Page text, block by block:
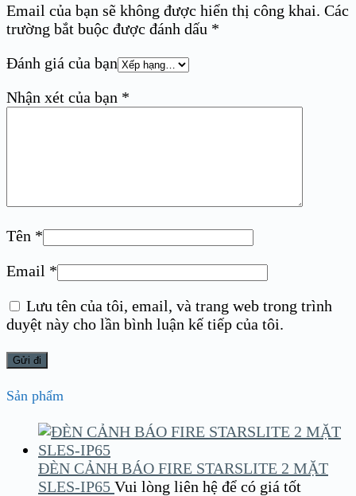
Email của bạn sẽ không được hiển thị công khai. Các
trường bắt buộc được đánh dấu *
Đánh giá của bạn
Nhận xét của bạn *
Tên *
Email *
Lưu tên của tôi, email, và trang web trong trình
duyệt này cho lần bình luận kế tiếp của tôi.
Sản phẩm
ĐÈN CẢNH BÁO FIRE STARSLITE 2 MẶT
SLES-IP65 Vui lòng liên hệ để có giá tốt